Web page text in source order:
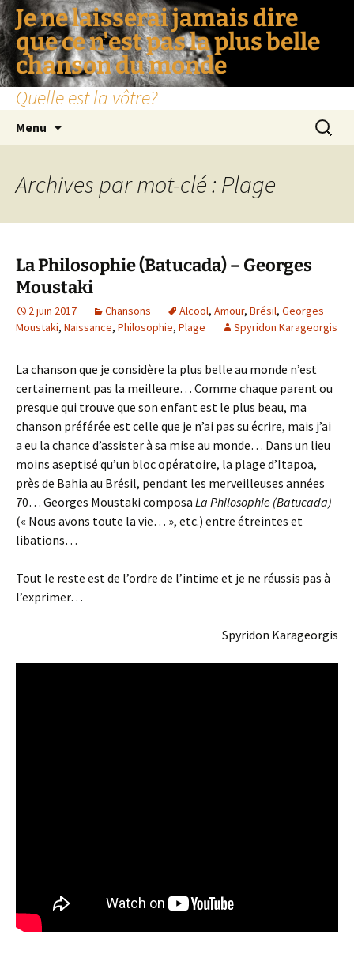
Je ne laisserai jamais dire
que ce n'est pas la plus belle
chanson du monde
Quelle est la vôtre?
Menu
Archives par mot-clé : Plage
La Philosophie (Batucada) – Georges
Moustaki
2 juin 2017 Chansons Alcool, Amour, Brésil, Georges
Moustaki, Naissance, Philosophie, Plage Spyridon Karageorgis
La chanson que je considère la plus belle au monde n’est
certainement pas la meilleure… Comme chaque parent ou
presque qui trouve que son enfant est le plus beau, ma
chanson préférée est celle que je n’ai pas su écrire, mais j’ai
a eu la chance d’assister à sa mise au monde… Dans un lieu
moins aseptisé qu’un bloc opératoire, la plage d’Itapoa,
près de Bahia au Brésil, pendant les merveilleuses années
70… Georges Moustaki composa La Philosophie (Batucada)
(« Nous avons toute la vie… », etc.) entre étreintes et
libations…
Tout le reste est de l’ordre de l’intime et je ne réussis pas à
l’exprimer…
Spyridon Karageorgis